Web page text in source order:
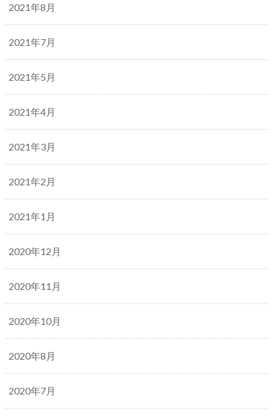
2021年8月
2021年7月
2021年5月
2021年4月
2021年3月
2021年2月
2021年1月
2020年12月
2020年11月
2020年10月
2020年8月
2020年7月